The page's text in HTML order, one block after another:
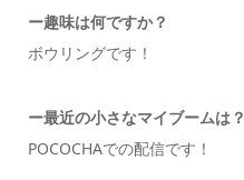
ー趣味は何ですか？
ボウリングです！
ー最近の小さなマイブームは？
POCOCHAでの配信です！